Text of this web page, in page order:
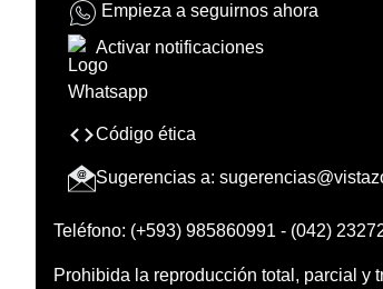
Empieza a seguirnos ahora
Activar notificaciones
Código ética
Sugerencias a:
Teléfono: (+593) 985860991 - (042)
Prohibida la reproducción total, parcial y